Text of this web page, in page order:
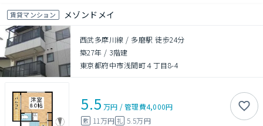
賃貸マンション メゾンドメイ
西武多摩川線 / 多磨駅 徒歩24分
築27年 / 3階建
東京都府中市浅間町４丁目8-4
5.5 万円 /管理費4,000円
敷 11万円 礼 5.5万円